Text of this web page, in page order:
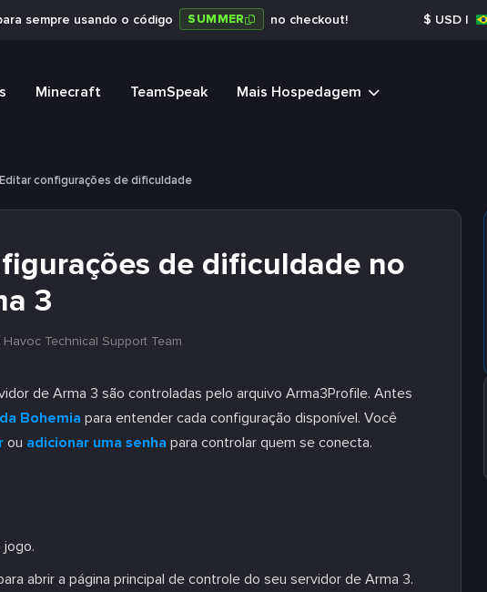
sempre usando o código SUMMER no checkout! $ USD |
Minecraft TeamSpeak Mais Hospedagem
Editar configurações de dificuldade
de dificuldade no
3
Havoc Technical Support Team
de Arma 3 são controladas pelo arquivo Arma3Profile. Antes
Bohemia para entender cada configuração disponível. Você
ou adicionar uma senha para controlar quem se conecta.
jogo.
abrir a página principal de controle do seu servidor de Arma 3.